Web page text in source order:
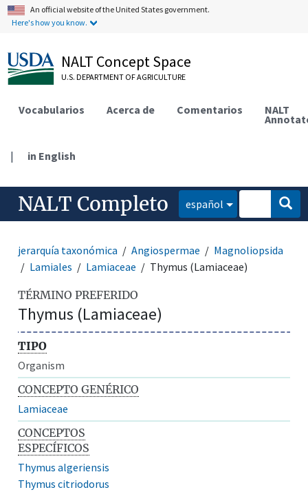
An official website of the United States government.
Here's how you know.
NALT Concept Space
U.S. DEPARTMENT OF AGRICULTURE
Vocabularios Acerca de Comentarios NALT
| in English
NALT Completo español
jerarquía taxonómica Angiospermae
Magnoliopsida
Lamiales
Lamiaceae Thymus (Lamiaceae)
TÉRMINO PREFERIDO
Thymus (Lamiaceae)
TIPO
Organism
CONCEPTO GENÉRICO
Lamiaceae
CONCEPTOS
ESPECÍFICOS
Thymus algeriensis
Thymus citriodorus